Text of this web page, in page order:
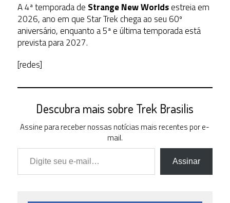
A 4ª temporada de Strange New Worldsestreia em
2026, ano em que Star Trek chega ao seu 60º
aniversário, enquanto a 5ª e última temporada está
prevista para 2027.
[redes]
Descubra mais sobre Trek Brasilis
Assine para receber nossas notícias mais recentes por e-
mail.
Digite seu e-mail…
Assinar